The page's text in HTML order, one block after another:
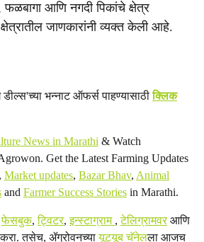
फळबागा आणि नगदी पिकांचे क्षेत्र
जाणकारांनी व्यक्त केली आहे.
भन्नाट ऑफर्स पाहण्यासाठीक्लिक
News in Marathi & Watch
Get the Latest Farming Updates
, Market updates, Bazar Bhav, Animal
and Farmer Success Stories in Marathi.
फेसबुक,ट्विटर,इन्स्टाग्राम ,टेलिग्रामवरआणि
तसेच, ॲग्रोवनच्यायूट्यूब चॅनेलला आजच